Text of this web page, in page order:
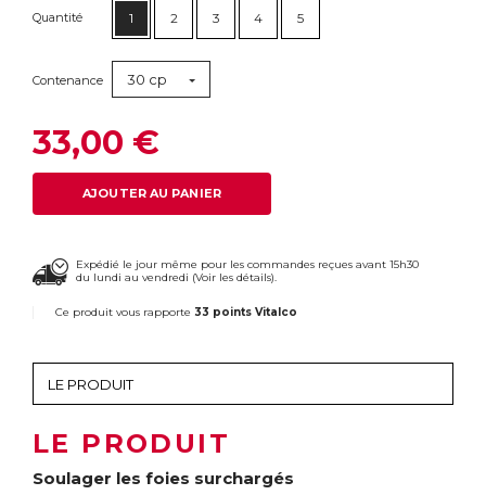
Quantité 1 2 3 4 5
Contenance 30 cp
33,00 €
AJOUTER AU PANIER
Expédié le jour même pour les commandes reçues avant 15h30
du lundi au vendredi (Voir les détails).
Ce produit vous rapporte 33 points Vitalco
LE PRODUIT
Soulager les foies surchargés